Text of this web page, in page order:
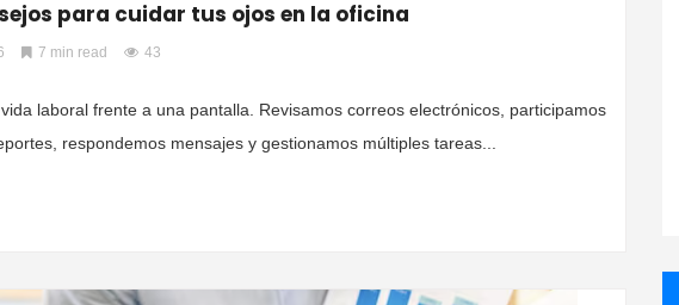
para cuidar tus ojos en la oficina
7 min read 43
laboral frente a una pantalla. Revisamos correos electrónicos, participamos
respondemos mensajes y gestionamos múltiples tareas...